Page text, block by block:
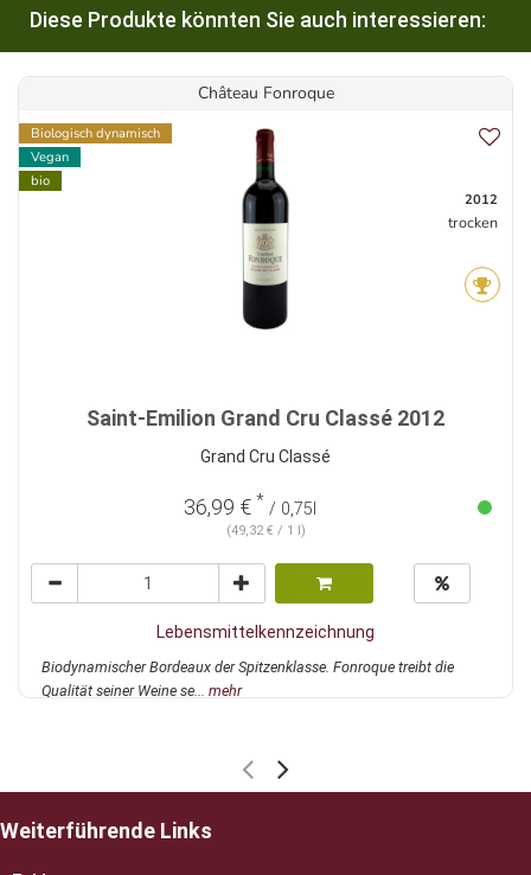
Diese Produkte könnten Sie auch interessieren:
Château Fonroque
Biologisch dynamisch
Vegan
bio
2012
trocken
Saint-Emilion Grand Cru Classé 2012
Grand Cru Classé
36,99 € * / 0,75l
(49,32 € / 1 l)
Lebensmittelkennzeichnung
Biodynamischer Bordeaux der Spitzenklasse. Fonroque treibt die
Qualität seiner Weine se... mehr
Weiterführende Links